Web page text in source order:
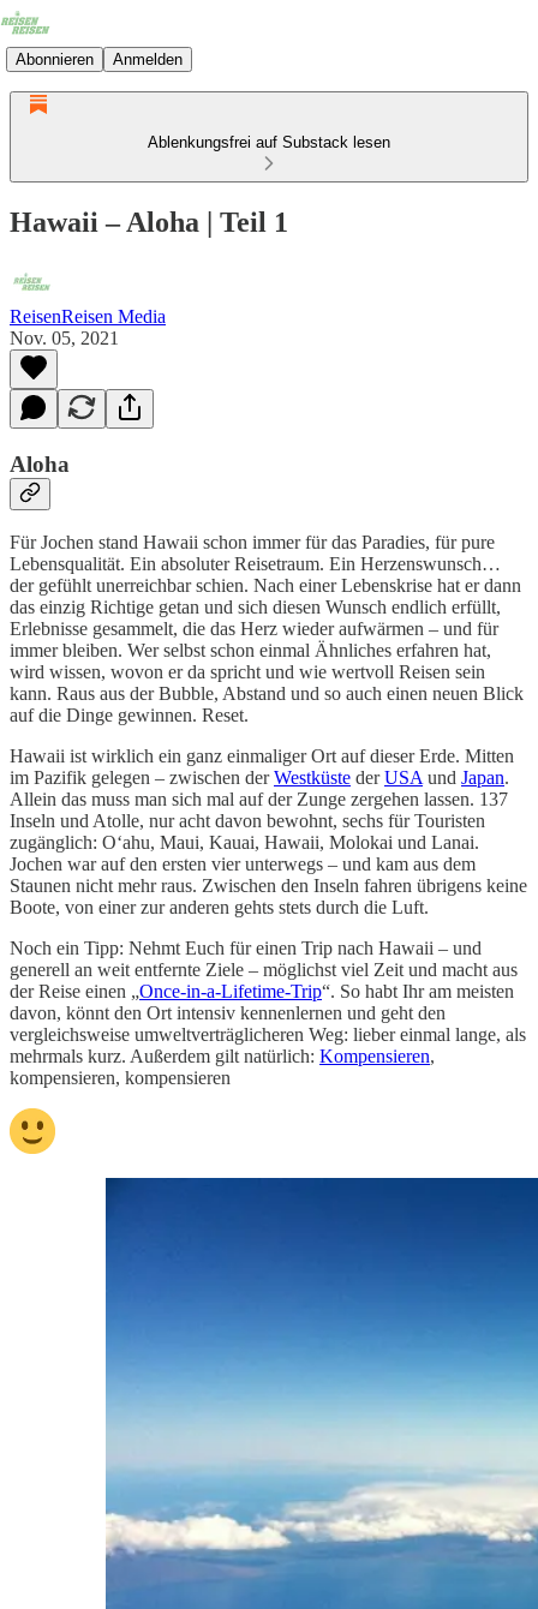
Abonnieren Anmelden
Ablenkungsfrei auf Substack lesen
Hawaii – Aloha | Teil 1
ReisenReisen Media
Nov. 05, 2021
Aloha
Für Jochen stand Hawaii schon immer für das Paradies, für pure
Lebensqualität. Ein absoluter Reisetraum. Ein Herzenswunsch…
der gefühlt unerreichbar schien. Nach einer Lebenskrise hat er dann
das einzig Richtige getan und sich diesen Wunsch endlich erfüllt,
Erlebnisse gesammelt, die das Herz wieder aufwärmen – und für
immer bleiben. Wer selbst schon einmal Ähnliches erfahren hat,
wird wissen, wovon er da spricht und wie wertvoll Reisen sein
kann. Raus aus der Bubble, Abstand und so auch einen neuen Blick
auf die Dinge gewinnen. Reset.
Hawaii ist wirklich ein ganz einmaliger Ort auf dieser Erde. Mitten
im Pazifik gelegen – zwischen derWestküste derUSA und Japan.
Allein das muss man sich mal auf der Zunge zergehen lassen. 137
Inseln und Atolle, nur acht davon bewohnt, sechs für Touristen
zugänglich: Oʻahu, Maui, Kauai, Hawaii, Molokai und Lanai.
Jochen war auf den ersten vier unterwegs – und kam aus dem
Staunen nicht mehr raus. Zwischen den Inseln fahren übrigens keine
Boote, von einer zur anderen gehts stets durch die Luft.
Noch ein Tipp: Nehmt Euch für einen Trip nach Hawaii – und
generell an weit entfernte Ziele – möglichst viel Zeit und macht aus
der Reise einen „Once-in-a-Lifetime-Trip“. So habt Ihr am meisten
davon, könnt den Ort intensiv kennenlernen und geht den
vergleichsweise umweltverträglicheren Weg: lieber einmal lange, als
mehrmals kurz. Außerdem gilt natürlich: Kompensieren,
kompensieren, kompensieren